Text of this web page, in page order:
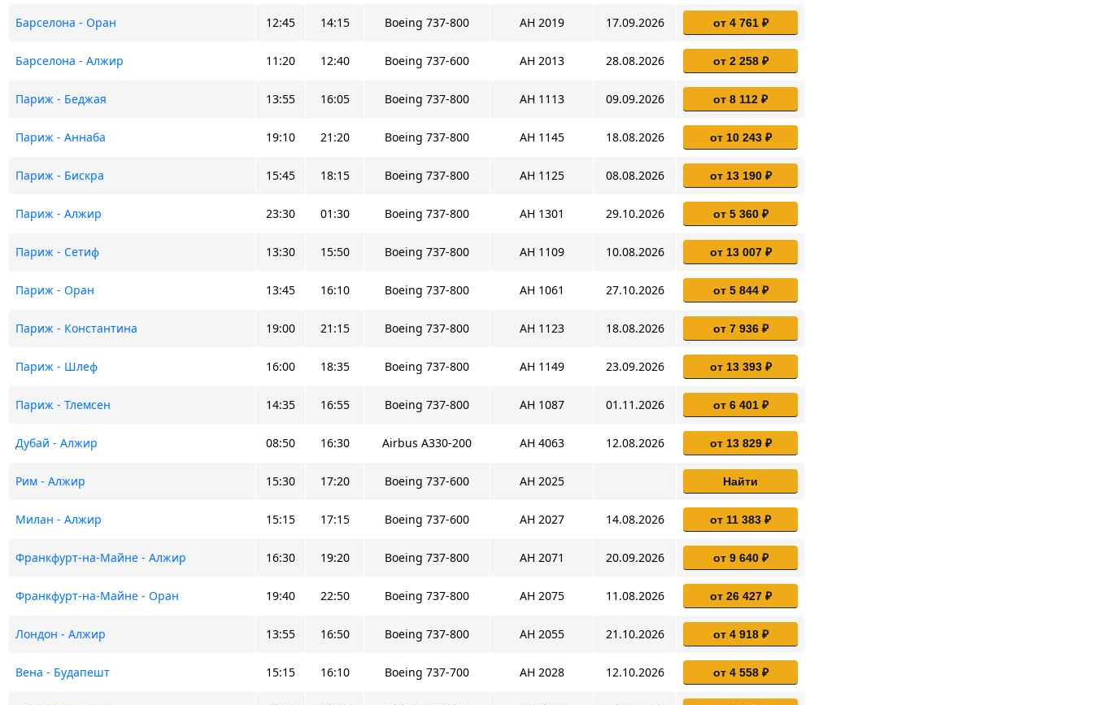
Барселона - Оран 12:45 14:15 Boeing 737-800 AH 2019 17.09.2026 от 4 761 ₽
Барселона - Алжир 11:20 12:40 Boeing 737-600 AH 2013 28.08.2026 от 2 258 ₽
Париж - Беджая 13:55 16:05 Boeing 737-800 AH 1113 09.09.2026 от 8 112 ₽
Париж - Аннаба 19:10 21:20 Boeing 737-800 AH 1145 18.08.2026 от 10 243 ₽
Париж - Бискра 15:45 18:15 Boeing 737-800 AH 1125 08.08.2026 от 13 190 ₽
Париж - Алжир 23:30 01:30 Boeing 737-800 AH 1301 29.10.2026 от 5 360 ₽
Париж - Сетиф 13:30 15:50 Boeing 737-800 AH 1109 10.08.2026 от 13 007 ₽
Париж - Оран 13:45 16:10 Boeing 737-800 AH 1061 27.10.2026 от 5 844 ₽
Париж - Константина 19:00 21:15 Boeing 737-800 AH 1123 18.08.2026 от 7 936 ₽
Париж - Шлеф 16:00 18:35 Boeing 737-800 AH 1149 23.09.2026 от 13 393 ₽
Париж - Тлемсен 14:35 16:55 Boeing 737-800 AH 1087 01.11.2026 от 6 401 ₽
Дубай - Алжир 08:50 16:30 Airbus A330-200 AH 4063 12.08.2026 от 13 829 ₽
Рим - Алжир 15:30 17:20 Boeing 737-600 AH 2025 Найти
Милан - Алжир 15:15 17:15 Boeing 737-600 AH 2027 14.08.2026 от 11 383 ₽
Франкфурт-на-Майне - Алжир 16:30 19:20 Boeing 737-800 AH 2071 20.09.2026 от 9 640 ₽
Франкфурт-на-Майне - Оран 19:40 22:50 Boeing 737-800 AH 2075 11.08.2026 от 26 427 ₽
Лондон - Алжир 13:55 16:50 Boeing 737-800 AH 2055 21.10.2026 от 4 918 ₽
Вена - Будапешт 15:15 16:10 Boeing 737-700 AH 2028 12.10.2026 от 4 558 ₽